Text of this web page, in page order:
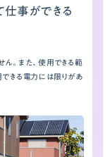
仕事ができる
。また、使用できる範
きる電力には限りがあ